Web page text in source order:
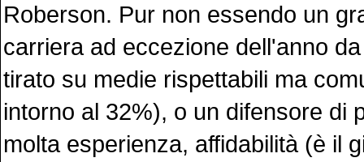
Roberson. Pur non essendo un
carriera ad eccezione dell'anno
tirato su medie rispettabili ma
intorno al 32%), o un difensore di
molta esperienza, affidabilità (è il